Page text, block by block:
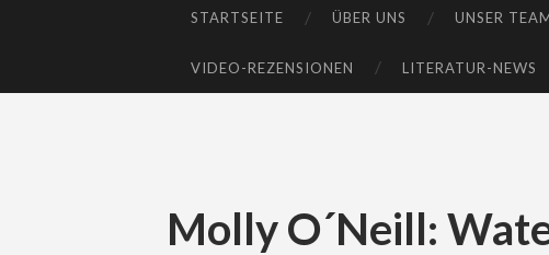
STARTSEITE ÜBER UNS UNSER
VIDEO-REZENSIONEN LITERATUR-NEWS
Molly O´Neill: